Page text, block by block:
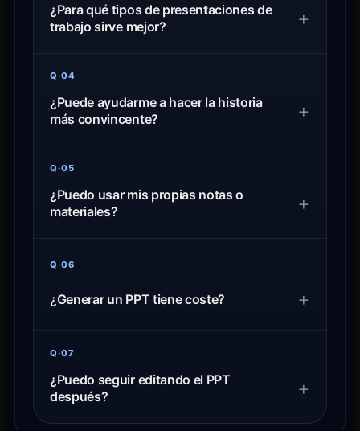
¿Para qué tipos de presentaciones de
trabajo sirve mejor?
+
Q·04
¿Puede ayudarme a hacer la historia
más convincente?
+
Q·05
¿Puedo usar mis propias notas o
materiales?
+
Q·06
¿Generar un PPT tiene coste? +
Q·07
¿Puedo seguir editando el PPT
después?
+